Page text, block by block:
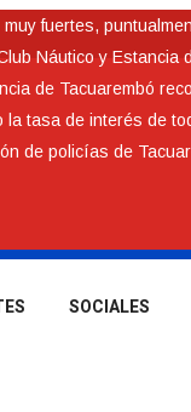
muy fuertes,
Náutico y Estancia
de Tacuarembó
la tasa de interés de
de policías de
SOCIALES